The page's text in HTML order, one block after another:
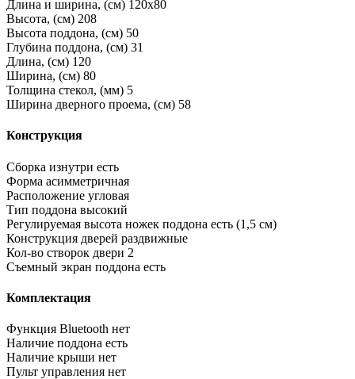
Длина и ширина, (см) 120x80
Высота, (см) 208
Высота поддона, (см) 50
Глубина поддона, (см) 31
Длина, (см) 120
Ширина, (см) 80
Толщина стекол, (мм) 5
Ширина дверного проема, (см) 58
Конструкция
Сборка изнутри есть
Форма асимметричная
Расположение угловая
Тип поддона высокий
Регулируемая высота ножек поддона есть (1,5 см)
Конструкция дверей раздвижные
Кол-во створок двери 2
Съемный экран поддона есть
Комплектация
Функция Bluetooth нет
Наличие поддона есть
Наличие крыши нет
Пульт управления нет